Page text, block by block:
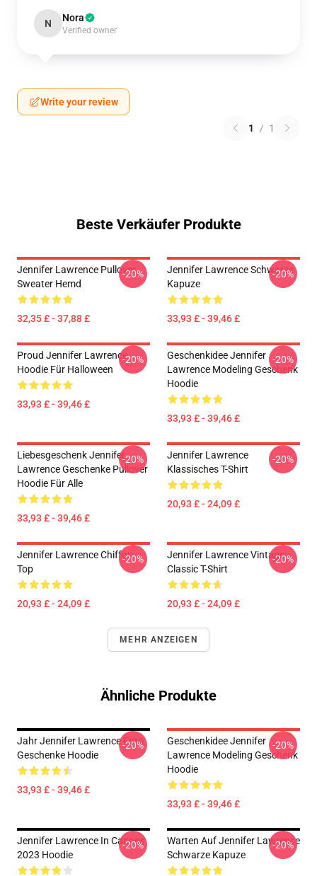
N Nora
Verified owner
Write your review
1 / 1
Beste Verkäufer Produkte
Jennifer Lawrence Pullover
Sweater Hemd
32,35 £ - 37,88 £
-20%
Jennifer Lawrence Schwarze
Kapuze
33,93 £ - 39,46 £
-20%
Proud Jennifer Lawrence
Hoodie Für Halloween
33,93 £ - 39,46 £
-20%
Geschenkidee Jennifer
Lawrence Modeling Geschenk
Hoodie
33,93 £ - 39,46 £
-20%
Liebesgeschenk Jennifer
Lawrence Geschenke Pullover
Hoodie Für Alle
33,93 £ - 39,46 £
-20%
Jennifer Lawrence
Klassisches T-Shirt
20,93 £ - 24,09 £
-20%
Jennifer Lawrence Chiffon
Top
20,93 £ - 24,09 £
-20%
Jennifer Lawrence Vintage
Classic T-Shirt
20,93 £ - 24,09 £
-20%
MEHR ANZEIGEN
Ähnliche Produkte
Jahr Jennifer Lawrence Foto
Geschenke Hoodie
33,93 £ - 39,46 £
-20%
Geschenkidee Jennifer
Lawrence Modeling Geschenk
Hoodie
33,93 £ - 39,46 £
-20%
Jennifer Lawrence In Cannes
2023 Hoodie
-20%
Warten Auf Jennifer Lawrence
Schwarze Kapuze
-20%